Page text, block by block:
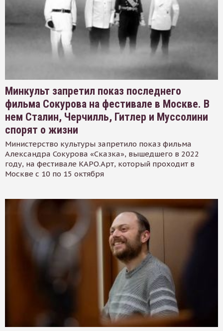
Минкульт запретил показ последнего
фильма Сокурова на фестивале в Москве. В
нем Сталин, Черчилль, Гитлер и Муссолини
спорят о жизни
Министерство культуры запретило показ фильма
Александра Сокурова «Сказка», вышедшего в 2022
году, на фестивале КАРО.Арт, который проходит в
Москве с 10 по 15 октября